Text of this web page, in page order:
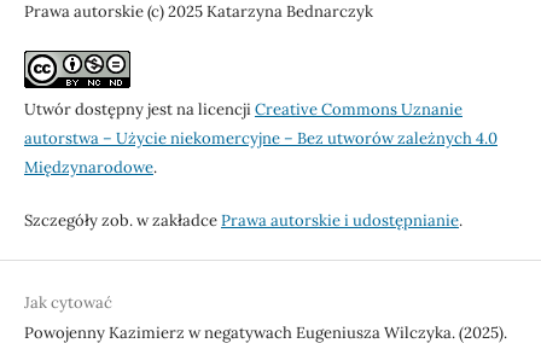
Prawa autorskie (c) 2025 Katarzyna Bednarczyk
Utwór dostępny jest na licencjiCreative Commons Uznanie
autorstwa – Użycie niekomercyjne – Bez utworów zależnych 4.0
Międzynarodowe.
Szczegóły zob. w zakładcePrawa autorskie i udostępnianie.
Jak cytować
Powojenny Kazimierz w negatywach Eugeniusza Wilczyka. (2025).